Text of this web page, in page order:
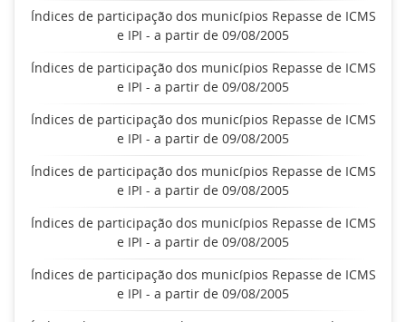
Índices de participação dos municípios Repasse de ICMS
e IPI - a partir de 09/08/2005
Índices de participação dos municípios Repasse de ICMS
e IPI - a partir de 09/08/2005
Índices de participação dos municípios Repasse de ICMS
e IPI - a partir de 09/08/2005
Índices de participação dos municípios Repasse de ICMS
e IPI - a partir de 09/08/2005
Índices de participação dos municípios Repasse de ICMS
e IPI - a partir de 09/08/2005
Índices de participação dos municípios Repasse de ICMS
e IPI - a partir de 09/08/2005